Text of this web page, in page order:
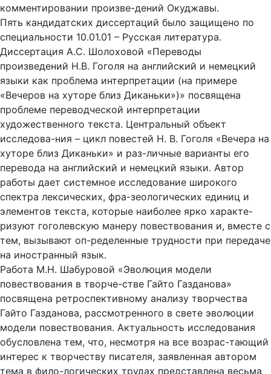
комментировании произве-дений Окуджавы.
Пять кандидатских диссертаций было защищено по
специальности 10.01.01 – Русская литература.
Диссертация А.С. Шолоховой «Переводы
произведений Н.В. Гоголя на английский и немецкий
языки как проблема интерпретации (на примере
«Вечеров на хуторе близ Диканьки»)» посвящена
проблеме переводческой интерпретации
художественного текста. Центральный объект
исследова-ния – цикл повестей Н. В. Гоголя «Вечера на
хуторе близ Диканьки» и раз-личные варианты его
перевода на английский и немецкий языки. Автор
работы дает системное исследование широкого
спектра лексических, фра-зеологических единиц и
элементов текста, которые наиболее ярко характе-
ризуют гоголевскую манеру повествования и, вместе с
тем, вызывают оп-ределенные трудности при передаче
на иностранный язык.
Работа М.Н. Шабуровой «Эволюция модели
повествования в творче-стве Гайто Газданова»
посвящена ретроспективному анализу творчества
Гайто Газданова, рассмотренного в свете эволюции
модели повествования. Актуальность исследования
обусловлена тем, что, несмотря на все возрас-тающий
интерес к творчеству писателя, заявленная автором
тема в фило-логических трудах представлена весьма